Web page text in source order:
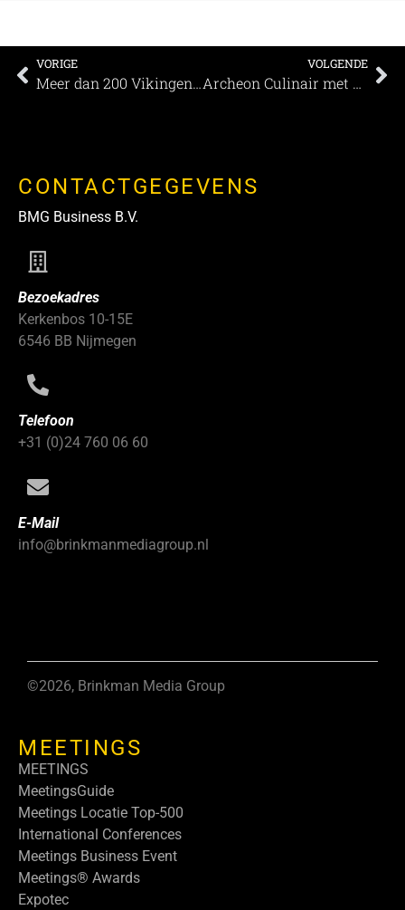
VORIGE
Meer dan 200 Vikingen veroveren Museumpark Archeon tijdens Internationaal Viking Festival
VOLGENDE
Archeon Culinair met Pierre Wind
CONTACTGEGEVENS
BMG Business B.V.
Bezoekadres
Kerkenbos 10-15E
6546 BB Nijmegen
Telefoon
+31 (0)24 760 06 60
E-Mail
info@brinkmanmediagroup.nl
©2026, Brinkman Media Group
MEETINGS
MEETINGS
MeetingsGuide
Meetings Locatie Top-500
International Conferences
Meetings Business Event
Meetings® Awards
Expotec